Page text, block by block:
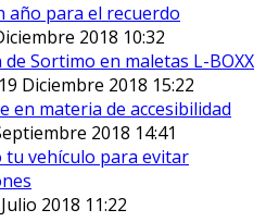
año para el recuerdo
2018 10:32
Sortimo en maletas L-BOXX
Diciembre 2018 15:22
en materia de accesibilidad
2018 14:41
vehículo para evitar
2018 11:22